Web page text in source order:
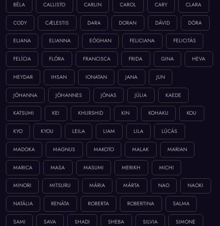
BÉLA CALLISTO CARLIN CAROL CARY CLARA
CODY CÆLESTIS DARA DORAN DÁVID DÓRA
ELIANA ELIANNA EÓGHAN FELICIANA FELICITÁS
FELÍCIA FLÓRA FRANCISCA FRIDA GINA HEVA
HEYDAR IHSAN IONATAN JANA JUN
JÓHANNA JÓHANNES JÓNAS JÚLIA KAEDE
KATSUMI KEI KHURSHID KIN KOHAKU KOU
KYO KYOU LEILA LIAM LILA LÚCÁS
MADOKA MAGNUS MAKOTO MALAK MARIAN
MARICA MASA MASUMI MERIKH MICHI
MINORI MITSURU MÁRIA MÁRTA NAO NAOKI
NATÁLIA RENÁTA ROBERTA ROBERTINA SALMA
SAMI SAVA SHADI SHEBA SILVIA SIMONE